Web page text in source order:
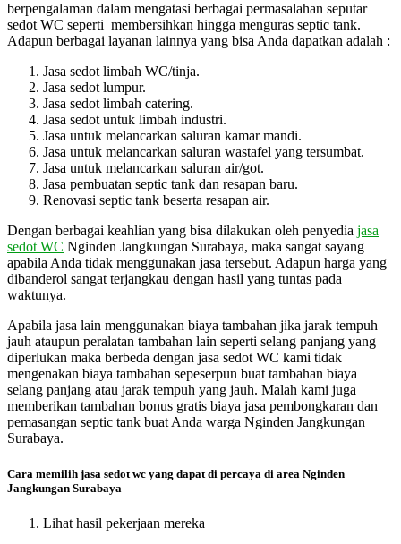
berpengalaman dalam mengatasi berbagai permasalahan seputar
sedot WC seperti membersihkan hingga menguras septic tank.
Adapun berbagai layanan lainnya yang bisa Anda dapatkan adalah :
Jasa sedot limbah WC/tinja.
Jasa sedot lumpur.
Jasa sedot limbah catering.
Jasa sedot untuk limbah industri.
Jasa untuk melancarkan saluran kamar mandi.
Jasa untuk melancarkan saluran wastafel yang tersumbat.
Jasa untuk melancarkan saluran air/got.
Jasa pembuatan septic tank dan resapan baru.
Renovasi septic tank beserta resapan air.
Dengan berbagai keahlian yang bisa dilakukan oleh penyedia jasa
sedot WC Nginden Jangkungan Surabaya, maka sangat sayang
apabila Anda tidak menggunakan jasa tersebut. Adapun harga yang
dibanderol sangat terjangkau dengan hasil yang tuntas pada
waktunya.
Apabila jasa lain menggunakan biaya tambahan jika jarak tempuh
jauh ataupun peralatan tambahan lain seperti selang panjang yang
diperlukan maka berbeda dengan jasa sedot WC kami tidak
mengenakan biaya tambahan sepeserpun buat tambahan biaya
selang panjang atau jarak tempuh yang jauh. Malah kami juga
memberikan tambahan bonus gratis biaya jasa pembongkaran dan
pemasangan septic tank buat Anda warga Nginden Jangkungan
Surabaya.
Cara memilih jasa sedot wc yang dapat di percaya di area Nginden
Jangkungan Surabaya
Lihat hasil pekerjaan mereka